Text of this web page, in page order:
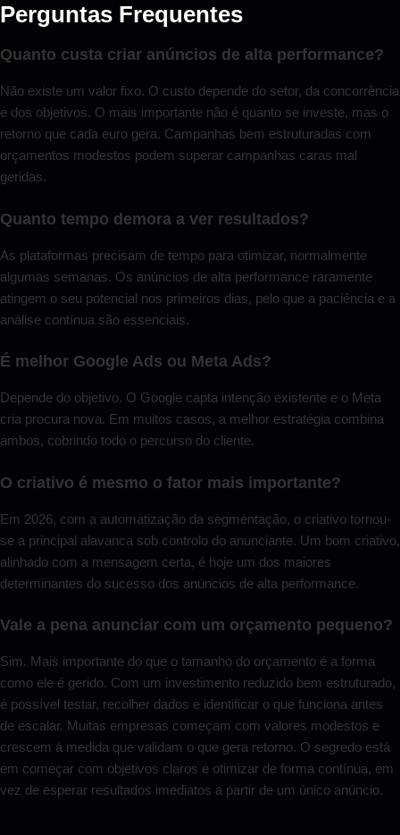
Perguntas Frequentes
Quanto custa criar anúncios de alta performance?
Não existe um valor fixo. O custo depende do setor, da concorrência
e dos objetivos. O mais importante não é quanto se investe, mas o
retorno que cada euro gera. Campanhas bem estruturadas com
orçamentos modestos podem superar campanhas caras mal
geridas.
Quanto tempo demora a ver resultados?
As plataformas precisam de tempo para otimizar, normalmente
algumas semanas. Os anúncios de alta performance raramente
atingem o seu potencial nos primeiros dias, pelo que a paciência e a
análise contínua são essenciais.
É melhor Google Ads ou Meta Ads?
Depende do objetivo. O Google capta intenção existente e o Meta
cria procura nova. Em muitos casos, a melhor estratégia combina
ambos, cobrindo todo o percurso do cliente.
O criativo é mesmo o fator mais importante?
Em 2026, com a automatização da segmentação, o criativo tornou-
se a principal alavanca sob controlo do anunciante. Um bom criativo,
alinhado com a mensagem certa, é hoje um dos maiores
determinantes do sucesso dos anúncios de alta performance.
Vale a pena anunciar com um orçamento pequeno?
Sim. Mais importante do que o tamanho do orçamento é a forma
como ele é gerido. Com um investimento reduzido bem estruturado,
é possível testar, recolher dados e identificar o que funciona antes
de escalar. Muitas empresas começam com valores modestos e
crescem à medida que validam o que gera retorno. O segredo está
em começar com objetivos claros e otimizar de forma contínua, em
vez de esperar resultados imediatos a partir de um único anúncio.